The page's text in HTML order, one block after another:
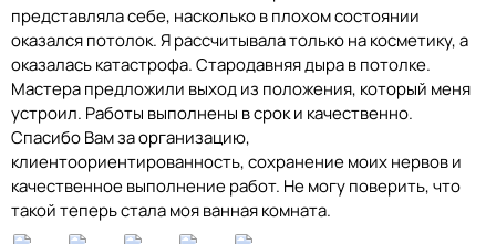
представляла себе, насколько в плохом состоянии
оказался потолок. Я рассчитывала только на косметику, а
оказалась катастрофа. Стародавняя дыра в потолке.
Мастера предложили выход из положения, который меня
устроил. Работы выполнены в срок и качественно.
Спасибо Вам за организацию,
клиентоориентированность, сохранение моих нервов и
качественное выполнение работ. Не могу поверить, что
такой теперь стала моя ванная комната.